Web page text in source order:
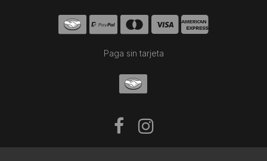
Paga sin tarjeta